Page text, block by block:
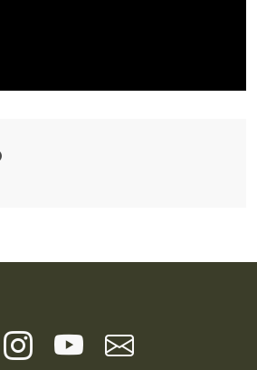
Entire M Sp. z.o.o. - Coordonnées de la